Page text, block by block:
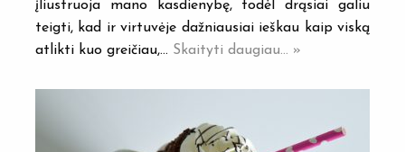
įliustruoja mano kasdienybę, todėl drąsiai galiu
teigti, kad ir virtuvėje dažniausiai ieškau kaip viską
atlikti kuo greičiau,… Skaityti daugiau... »